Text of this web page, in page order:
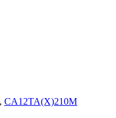
, CA12TA(X)210M